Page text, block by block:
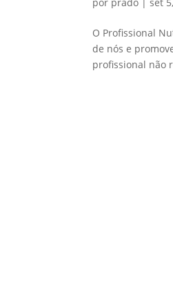
O Profissional
de nós e
profissional não